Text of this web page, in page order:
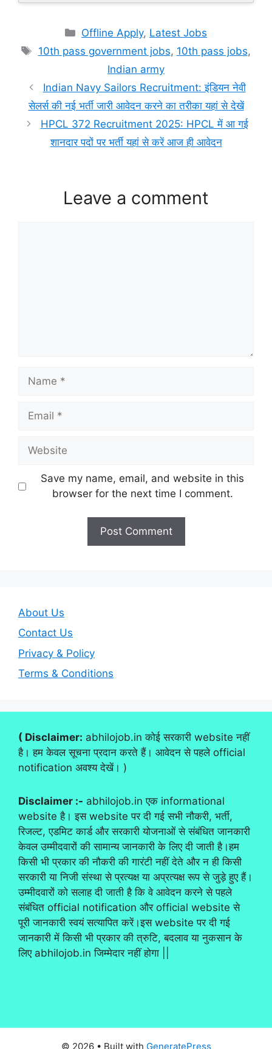
Categories
Offline Apply, Latest Jobs
Tags
10th pass government jobs, 10th pass jobs,
Indian army
Indian Navy Sailors Recruitment: इंडियन नेवी
सेलर्स की नई भर्ती जारी आवेदन करने का तरीका यहां से देखें
HPCL 372 Recruitment 2025: HPCL में आ गई
शानदार पदों पर भर्ती यहां से करें आज ही आवेदन
Leave a comment
Save my name, email, and website in this
browser for the next time I comment.
About Us
Contact Us
Privacy & Policy
Terms & Conditions
( Disclaimer: abhilojob.in कोई सरकारी website नहीं
है। हम केवल सूचना प्रदान करते हैं। आवेदन से पहले official
notification अवश्य देखें। )
Disclaimer :- abhilojob.in एक informational
website है। इस website पर दी गई सभी नौकरी, भर्ती,
रिजल्ट, एडमिट कार्ड और सरकारी योजनाओं से संबंधित जानकारी
केवल उम्मीदवारों की सामान्य जानकारी के लिए दी जाती है।हम
किसी भी प्रकार की नौकरी की गारंटी नहीं देते और न ही किसी
सरकारी या निजी संस्था से प्रत्यक्ष या अप्रत्यक्ष रूप से जुड़े हुए हैं।
उम्मीदवारों को सलाह दी जाती है कि वे आवेदन करने से पहले
संबंधित official notification और official website से
पूरी जानकारी स्वयं सत्यापित करें।इस website पर दी गई
जानकारी में किसी भी प्रकार की त्रुटि, बदलाव या नुकसान के
लिए abhilojob.in जिम्मेदार नहीं होगा ||
© 2026 • Built with GeneratePress